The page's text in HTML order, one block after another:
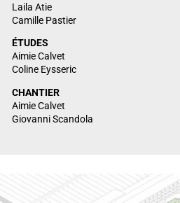
Laila Atie
Camille Pastier
ÉTUDES
Aimie Calvet
Coline Eysseric
CHANTIER
Aimie Calvet
Giovanni Scandola